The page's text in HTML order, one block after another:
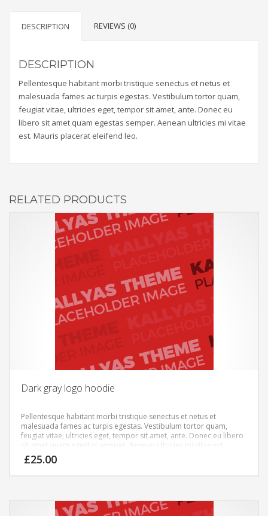
DESCRIPTION REVIEWS (0)
DESCRIPTION
Pellentesque habitant morbi tristique senectus et netus et
malesuada fames ac turpis egestas. Vestibulum tortor quam,
feugiat vitae, ultricies eget, tempor sit amet, ante. Donec eu
libero sit amet quam egestas semper. Aenean ultricies mi vitae
est. Mauris placerat eleifend leo.
RELATED PRODUCTS
Dark gray logo hoodie
Pellentesque habitant morbi tristique senectus et netus et
malesuada fames ac turpis egestas. Vestibulum tortor quam,
feugiat vitae, ultricies eget, tempor sit amet, ante. Donec eu libero
sit amet quam egestas semper. Aenean ultricies mi vitae est.
Mauris placerat eleifend leo.
£25.00